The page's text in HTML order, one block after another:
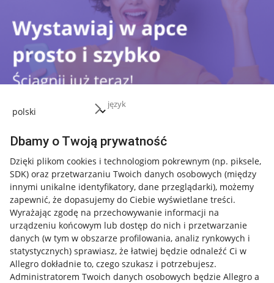
język
Dbamy o Twoją prywatność
Dzięki plikom cookies i technologiom pokrewnym (np. piksele,
SDK) oraz przetwarzaniu Twoich danych osobowych (między
innymi unikalne identyfikatory, dane przeglądarki), możemy
zapewnić, że dopasujemy do Ciebie wyświetlane treści.
Wyrażając zgodę na przechowywanie informacji na
urządzeniu końcowym lub dostęp do nich i przetwarzanie
danych (w tym w obszarze profilowania, analiz rynkowych i
statystycznych) sprawiasz, że łatwiej będzie odnaleźć Ci w
Allegro dokładnie to, czego szukasz i potrzebujesz.
Administratorem Twoich danych osobowych będzie Allegro a
Przydatne informacje
Jak to działa
Napisz do nas
Allegro Gadane dla sprzedających
Allegro Gadane dla kupujących